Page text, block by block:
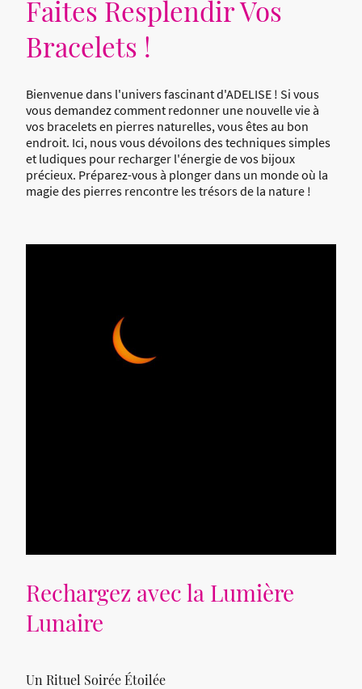
Faites Resplendir Vos
Bracelets !
Bienvenue dans l'univers fascinant d'ADELISE ! Si vous
vous demandez comment redonner une nouvelle vie à
vos bracelets en pierres naturelles, vous êtes au bon
endroit. Ici, nous vous dévoilons des techniques simples
et ludiques pour recharger l'énergie de vos bijoux
précieux. Préparez-vous à plonger dans un monde où la
magie des pierres rencontre les trésors de la nature !
Rechargez avec la Lumière
Lunaire
Un Rituel Soirée Étoilée